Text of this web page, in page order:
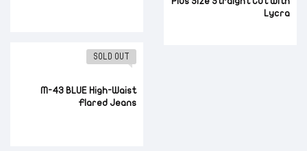
Lycra
SOLD OUT
M-43 BLUE High-Waist
Flared Jeans